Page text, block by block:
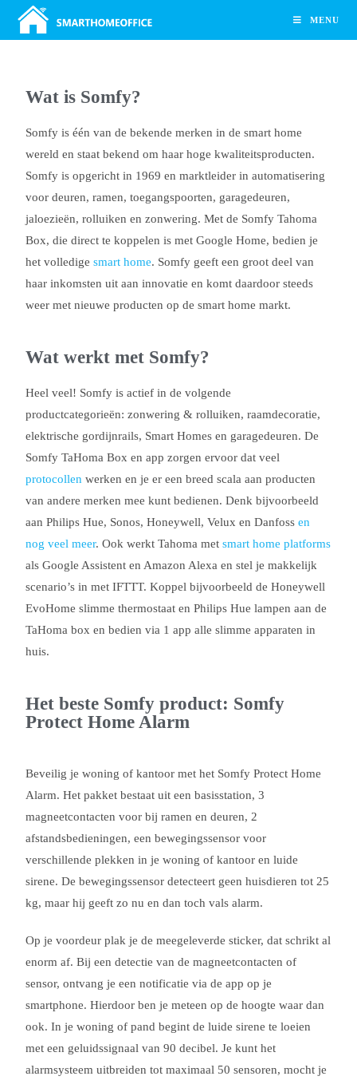
MENU
Wat is Somfy?
Somfy is één van de bekende merken in de smart home
wereld en staat bekend om haar hoge kwaliteitsproducten.
Somfy is opgericht in 1969 en marktleider in automatisering
voor deuren, ramen, toegangspoorten, garagedeuren,
jaloezieën, rolluiken en zonwering. Met de Somfy Tahoma
Box, die direct te koppelen is met Google Home, bedien je
het volledigesmart home. Somfy geeft een groot deel van
haar inkomsten uit aan innovatie en komt daardoor steeds
weer met nieuwe producten op de smart home markt.
Wat werkt met Somfy?
Heel veel! Somfy is actief in de volgende
productcategorieën: zonwering & rolluiken, raamdecoratie,
elektrische gordijnrails, Smart Homes en garagedeuren. De
Somfy TaHoma Box en app zorgen ervoor dat veel
protocollen werken en je er een breed scala aan producten
van andere merken mee kunt bedienen. Denk bijvoorbeeld
aan Philips Hue, Sonos, Honeywell, Velux en Danfossen
nog veel meer. Ook werkt Tahoma metsmart home platforms
als Google Assistent en Amazon Alexa en stel je makkelijk
scenario’s in met IFTTT. Koppel bijvoorbeeld de Honeywell
EvoHome slimme thermostaat en Philips Hue lampen aan de
TaHoma box en bedien via 1 app alle slimme apparaten in
huis.
Het beste Somfy product: Somfy
Protect Home Alarm
Beveilig je woning of kantoor met het Somfy Protect Home
Alarm. Het pakket bestaat uit een basisstation, 3
magneetcontacten voor bij ramen en deuren, 2
afstandsbedieningen, een bewegingssensor voor
verschillende plekken in je woning of kantoor en luide
sirene. De bewegingssensor detecteert geen huisdieren tot 25
kg, maar hij geeft zo nu en dan toch vals alarm.
Op je voordeur plak je de meegeleverde sticker, dat schrikt al
enorm af. Bij een detectie van de magneetcontacten of
sensor, ontvang je een notificatie via de app op je
smartphone. Hierdoor ben je meteen op de hoogte waar dan
ook. In je woning of pand begint de luide sirene te loeien
met een geluidssignaal van 90 decibel. Je kunt het
alarmsysteem uitbreiden tot maximaal 50 sensoren, mocht je